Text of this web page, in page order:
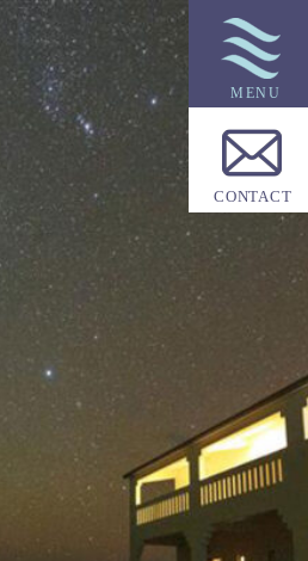
HOME
ップページ
ABOUT
テル＆オフィスについて
ROOMS
ご宿泊
お知らせ
ACCESS
CONTACT